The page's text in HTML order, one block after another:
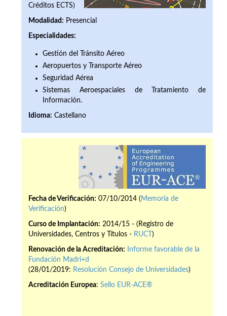
Créditos ECTS)
Modalidad: Presencial
Especialidades:
Gestión del Tránsito Aéreo
Aeropuertos y Transporte Aéreo
Seguridad Aérea
Sistemas Aeroespaciales de Tratamiento de
Información.
Idioma: Castellano
Fecha de Verificación: 07/10/2014 ( Memoria de
Verificación)
Curso de Implantación: 2014/15 - (Registro de
Universidades, Centros y Títulos - RUCT )
Renovación de la Acreditación:
Informe favorable de la
Fundación Madri+d
(28/01/2019: Resolución Consejo de Universidades)
Acreditación Europea: Sello EUR-ACE®